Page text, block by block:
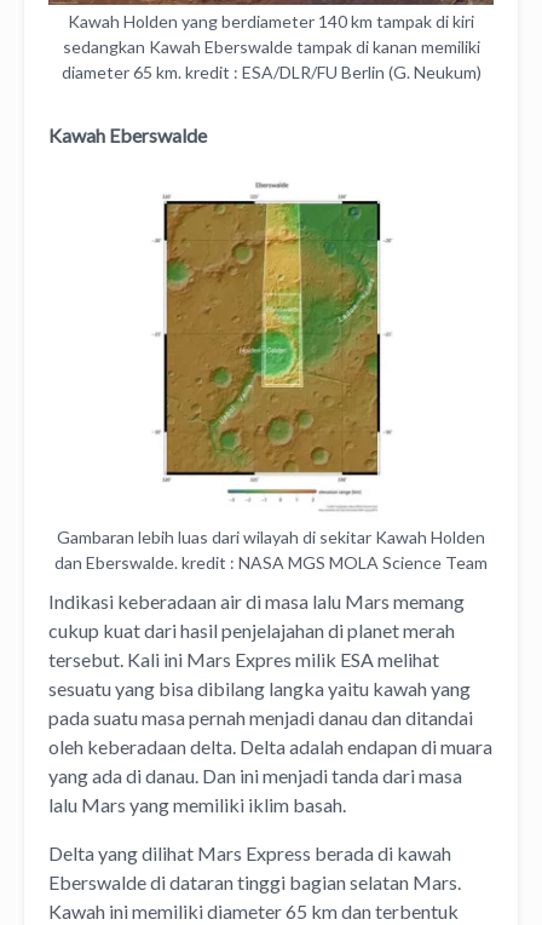
Kawah Holden yang berdiameter 140 km tampak di kiri
sedangkan Kawah Eberswalde tampak di kanan memiliki
diameter 65 km. kredit : ESA/DLR/FU Berlin (G. Neukum)
Kawah Eberswalde
Gambaran lebih luas dari wilayah di sekitar Kawah Holden
dan Eberswalde. kredit : NASA MGS MOLA Science Team
Indikasi keberadaan air di masa lalu Mars memang
cukup kuat dari hasil penjelajahan di planet merah
tersebut. Kali ini Mars Expres milik ESA melihat
sesuatu yang bisa dibilang langka yaitu kawah yang
pada suatu masa pernah menjadi danau dan ditandai
oleh keberadaan delta. Delta adalah endapan di muara
yang ada di danau. Dan ini menjadi tanda dari masa
lalu Mars yang memiliki iklim basah.
Delta yang dilihat Mars Express berada di kawah
Eberswalde di dataran tinggi bagian selatan Mars.
Kawah ini memiliki diameter 65 km dan terbentuk